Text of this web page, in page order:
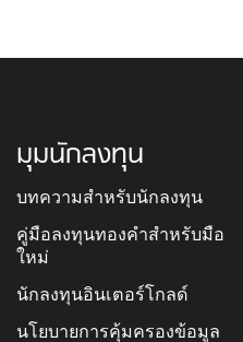
มุมนักลงทุน
บทความสำหรับนักลงทุน
คู่มือลงทุนทองคำสำหรับมือ
ใหม่
นักลงทุนอินเตอร์โกลด์
นโยบายการคุ้มครองข้อมูล